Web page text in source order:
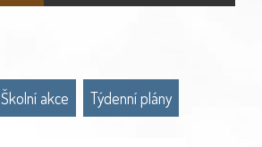
Školní akce Týdenní plány